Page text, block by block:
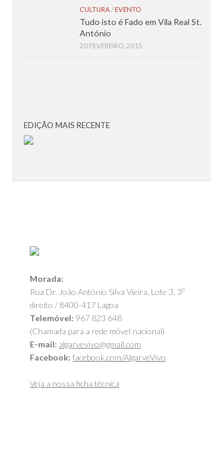
CULTURA/ EVENTO
Tudo isto é Fado em Vila Real St.
António
20 FEVEREIRO, 2015
EDIÇÃO MAIS RECENTE
Morada:
Rua Dr. João António Silva Vieira, Lote 3, 3º
direito / 8400-417 Lagoa
Telemóvel: 967 823 648
(Chamada para a rede móvel nacional)
E-mail: algarvevivo@gmail.com
Facebook: facebook.com/AlgarveVivo
Veja a nossa ficha técnica